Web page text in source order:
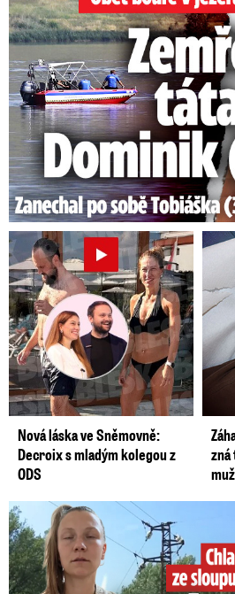
Nová láska ve Sněmovně:
Decroix s mladým kolegou z
ODS
Smrtelný pád chlapce: Matka vydala